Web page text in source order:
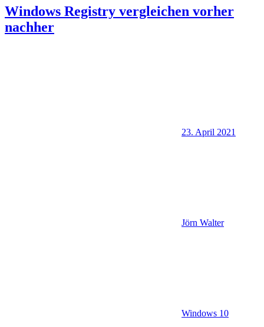
Windows Registry vergleichen vorher
nachher
23. April 2021
Jörn Walter
Windows 10